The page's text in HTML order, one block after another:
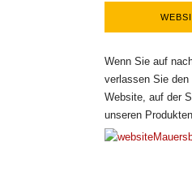
Wenn Sie auf
verlassen Sie
Website, auf der
unseren